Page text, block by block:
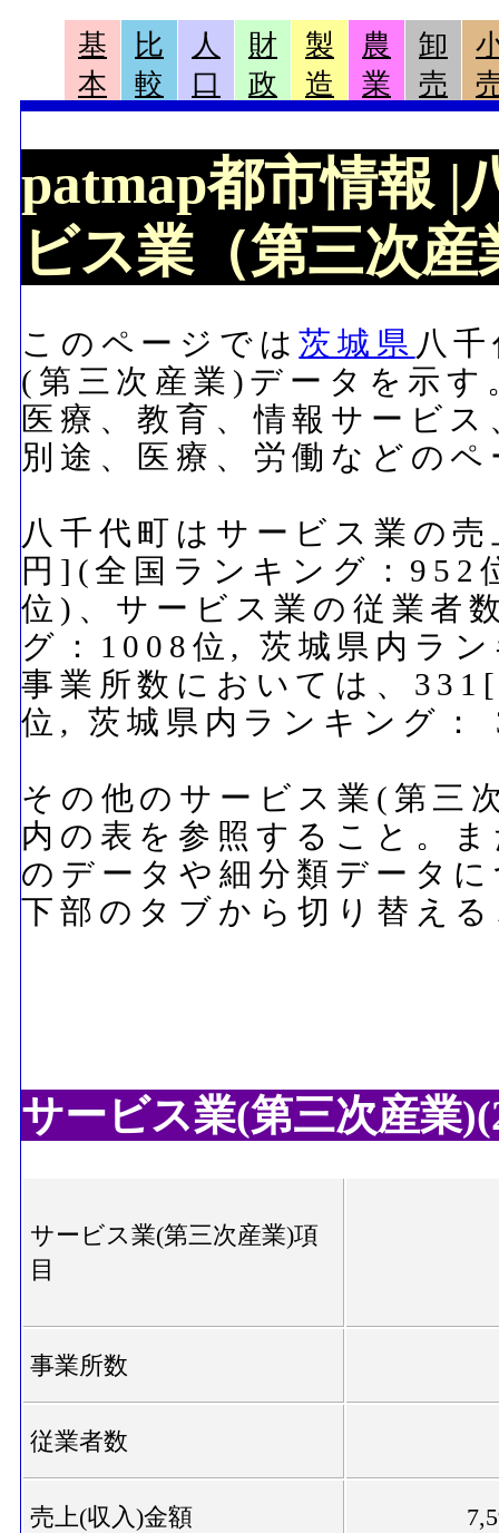
基
本
比
較
人
口
財
政
製
造
農
業
卸
売
patmap都市情報 |
ビス業（第三次産
このページでは茨城県 八
(第三次産業)データを示
医療、教育、情報サービ
別途、医療、労働などの
八千代町はサービス業の
円](全国ランキング：952
位)、サービス業の従業者
グ：1008位, 茨城県内ラ
事業所数においては、
位, 茨城県内ランキング
その他のサービス業(第三
内の表を参照すること。
のデータや細分類データ
下部のタブから切り替え
サービス業(第三次産業
サービス業(第三次産業)項
目
事業所数
従業者数
売上(収入)金額